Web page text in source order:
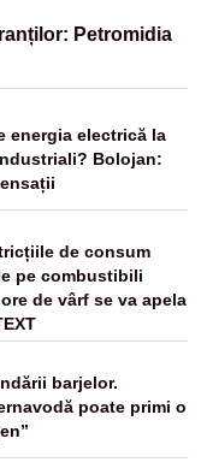
Petromidia
energia electrică la
Bolojan:
de consum
pe combustibili
de vârf se va apela
barjelor.
poate primi o